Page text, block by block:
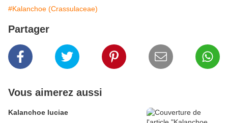
#Kalanchoe (Crassulaceae)
Partager
Vous aimerez aussi
Kalanchoe luciae